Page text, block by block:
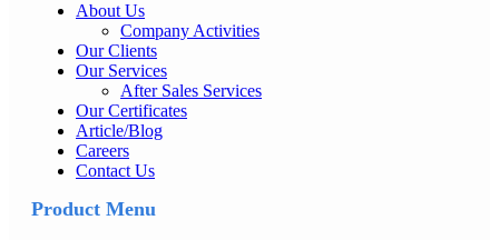
About Us
Company Activities
Our Clients
Our Services
After Sales Services
Our Certificates
Article/Blog
Careers
Contact Us
Product Menu